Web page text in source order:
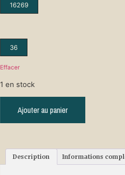
16269
36
Effacer
1 en stock
Ajouter au panier
Description Informations